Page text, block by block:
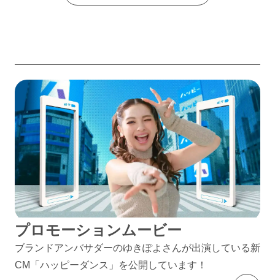
プロモーションムービー
ブランドアンバサダーのゆきぽよさんが出演している新
CM「ハッピーダンス」を公開しています！